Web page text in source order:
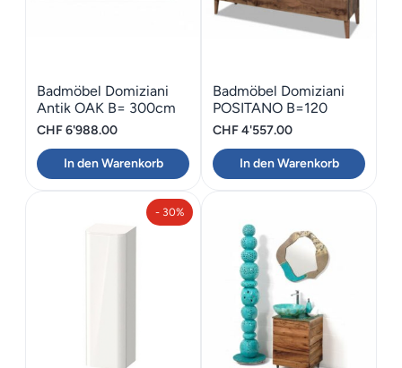
Badmöbel Domiziani
Antik OAK B= 300cm
CHF6'988.00
In den Warenkorb
Badmöbel Domiziani
POSITANO B=120
CHF4'557.00
In den Warenkorb
- 30%